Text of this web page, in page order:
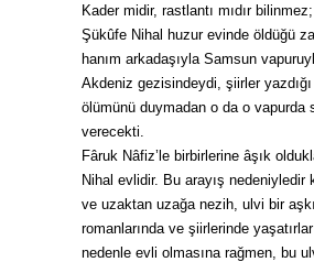
Kader midir, rastlantı mıdır
Şükûfe Nihal huzur evinde öldüğü
hanım arkadaşıyla Samsun
Akdeniz gezisindeydi, şiirler yazdığı
ölümünü duymadan o da o vapurda
verecekti.
Fâruk Nâfiz’le birbirlerine âşık
Nihal evlidir. Bu arayış nedeniyledir
ve uzaktan uzağa nezih, ulvi bir
romanlarında ve şiirlerinde
nedenle evli olmasına rağmen, bu